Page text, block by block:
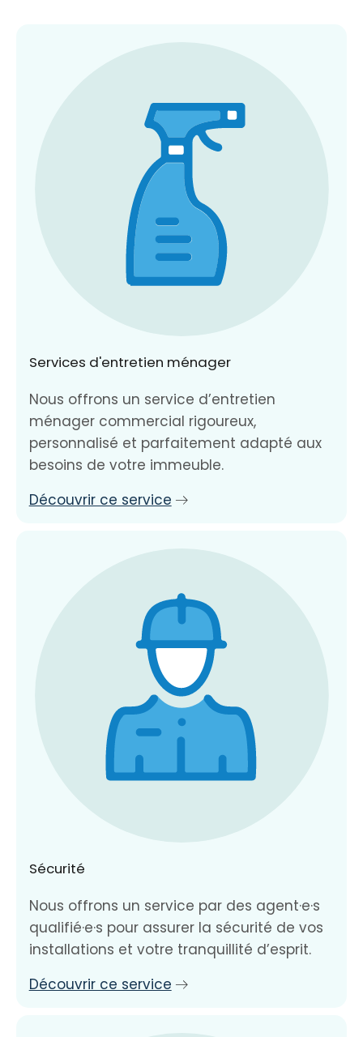
Services d'entretien ménager
Nous offrons un service d’entretien
ménager commercial rigoureux,
personnalisé et parfaitement adapté aux
besoins de votre immeuble.
Découvrir ce service
Sécurité
Nous offrons un service par des agent·e·s
qualifié·e·s pour assurer la sécurité de vos
installations et votre tranquillité d’esprit.
Découvrir ce service